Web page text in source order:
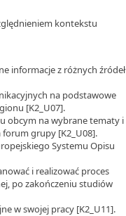
kontekstu
informacje z różnych źródeł
na podstawowe
[K2_U07].
obcym na wybrane tematy i
grupy [K2_U08].
Systemu Opisu
i realizować proces
po zakończeniu studiów
w swojej pracy [K2_U11].